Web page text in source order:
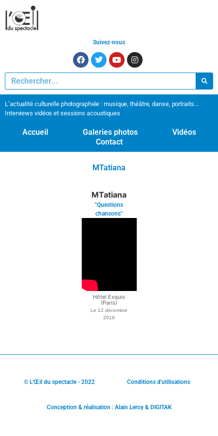
Suivez-nous
L’actualité culturelle photographiée : musique, théâtre, danse, portraits…
Interviews vidéos et sessions acoustiques
Accueil Galeries photos
Vidéos
Contact
MTatiana
MTatiana
"Questions
chansons"
Hôtel Exquis
(Paris)
Le 12 décembre
2016
© L'Œil du spectacle - 2022 Conditions d'utilisations
Conception & réalisation : Alain Leroy & DIGITAK